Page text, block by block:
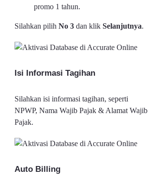
promo 1 tahun.
Silahkan pilih No 3 dan klik Selanjutnya.
Isi Informasi Tagihan
Silahkan isi informasi tagihan, seperti
NPWP, Nama Wajib Pajak & Alamat Wajib
Pajak.
Auto Billing